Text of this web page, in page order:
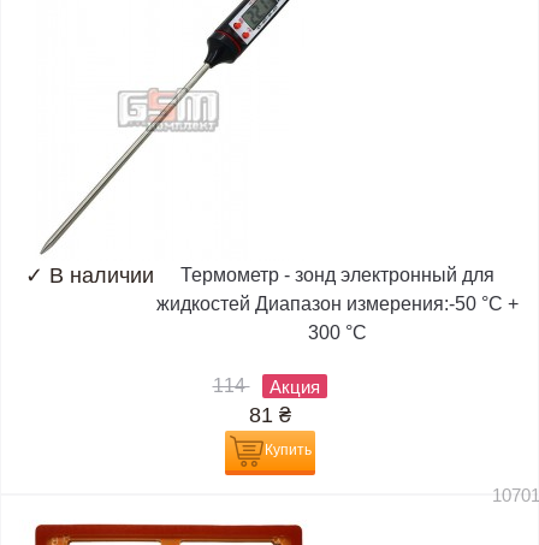
✓ В наличии
Термометр - зонд электронный для
жидкостей Диапазон измерения:-50 °C +
300 °C
114 Акция
81 ₴
Купить